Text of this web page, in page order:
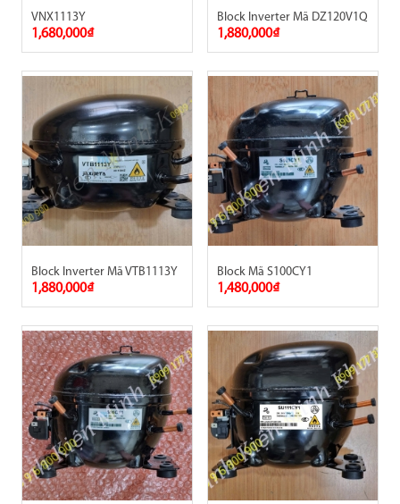
VNX1113Y
1,680,000₫
Block Inverter Mã DZ120V1Q
1,880,000₫
Block Inverter Mã VTB1113Y
1,880,000₫
Block Mã S100CY1
1,480,000₫